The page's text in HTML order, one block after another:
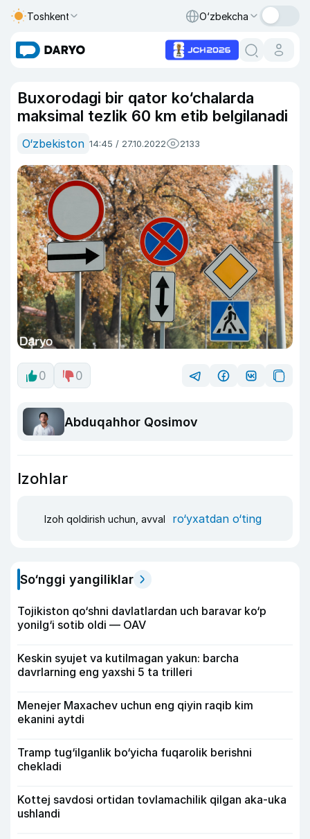
Toshkent O‘zbekcha
Buxorodagi bir qator ko‘chalarda
maksimal tezlik 60 km etib belgilanadi
O‘zbekiston 14:45 / 27.10.2022 2133
0 0
Abduqahhor Qosimov
Izohlar
Izoh qoldirish uchun, avval ro‘yxatdan o‘ting
So‘nggi yangiliklar
Tojikiston qo‘shni davlatlardan uch baravar ko‘p
yonilg‘i sotib oldi — OAV
Keskin syujet va kutilmagan yakun: barcha
davrlarning eng yaxshi 5 ta trilleri
Menejer Maxachev uchun eng qiyin raqib kim
ekanini aytdi
Tramp tug‘ilganlik bo‘yicha fuqarolik berishni
chekladi
Kottej savdosi ortidan tovlamachilik qilgan aka-uka
ushlandi